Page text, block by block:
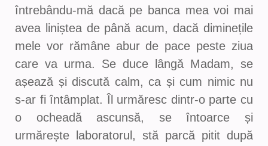
întrebându-mă dacă pe banca mea voi mai
avea liniștea de până acum, dacă diminețile
mele vor rămâne abur de pace peste ziua
care va urma. Se duce lângă Madam, se
așează și discută calm, ca și cum nimic nu
s-ar fi întâmplat. Îl urmăresc dintr-o parte cu
o ocheadă ascunsă, se întoarce și
urmărește laboratorul, stă parcă pitit după